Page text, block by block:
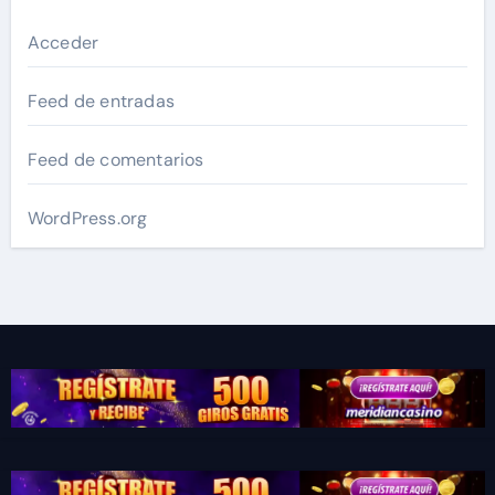
Acceder
Feed de entradas
Feed de comentarios
WordPress.org